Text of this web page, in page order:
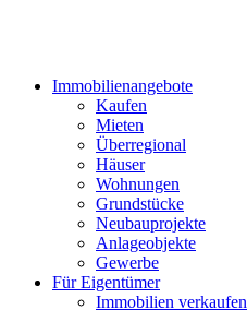
Immobilienangebote
Kaufen
Mieten
Überregional
Häuser
Wohnungen
Grundstücke
Neubauprojekte
Anlageobjekte
Gewerbe
Für Eigentümer
Immobilien verkaufen